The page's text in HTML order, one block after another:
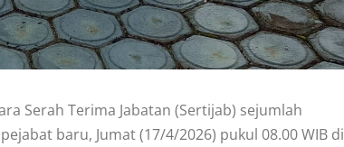
Serah Terima Jabatan (Sertijab) sejumlah
baru, Jumat (17/4/2026) pukul 08.00 WIB di